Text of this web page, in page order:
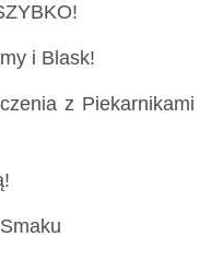
i Blask!
z Piekarnikami